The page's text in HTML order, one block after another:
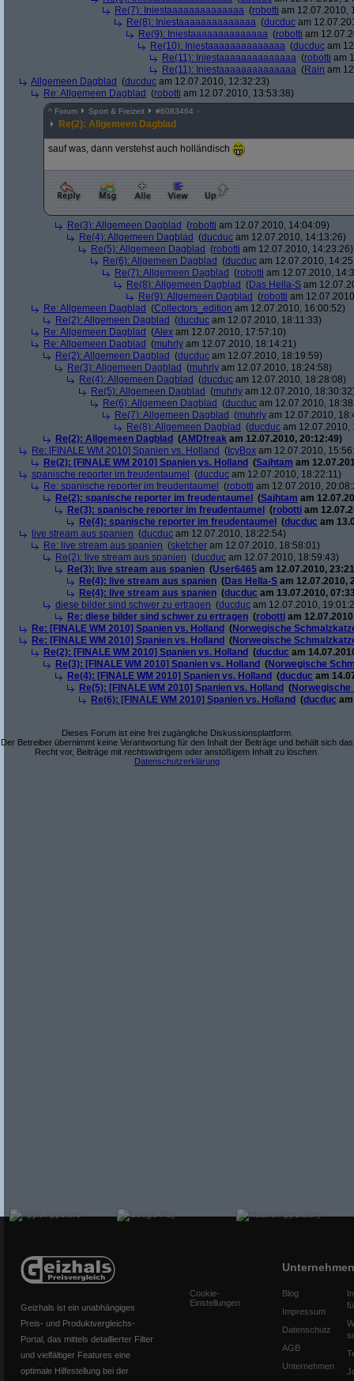
Re(7): Iniestaaaaaaaaaaaaaa (robotti am 12.07.2010,
Re(8): Iniestaaaaaaaaaaaaaa (ducduc am
Re(9): Iniestaaaaaaaaaaaaaa (robotti am
Re(10): Iniestaaaaaaaaaaaaaa (ducduc am
Re(11): Iniestaaaaaaaaaaaaaa (robotti am
Re(11): Iniestaaaaaaaaaaaaaa (Rain am
Allgemeen Dagblad (ducduc am 12.07.2010, 12:32:23)
Re: Allgemeen Dagblad (robotti am 12.07.2010, 13:53:38)
^ Forum Sport & Freizeit #6083464
Re(2): Allgemeen Dagblad
sauf was, dann verstehst auch holländisch
Re(3): Allgemeen Dagblad (robotti am 12.07.2010, 14:04:09)
Re(4): Allgemeen Dagblad (ducduc am 12.07.2010, 14:13:26)
Re(5): Allgemeen Dagblad (robotti am 12.07.2010, 14:23:26)
Re(6): Allgemeen Dagblad (ducduc am 12.07.2010,
Re(7): Allgemeen Dagblad (robotti am 12.07.2010,
Re(8): Allgemeen Dagblad (Das Hella-S am
Re(9): Allgemeen Dagblad (robotti am
Re: Allgemeen Dagblad (Collectors_edition am 12.07.2010, 16:00:52)
Re(2): Allgemeen Dagblad (ducduc am 12.07.2010, 18:11:33)
Re: Allgemeen Dagblad (Alex am 12.07.2010, 17:57:10)
Re: Allgemeen Dagblad (muhrly am 12.07.2010, 18:14:21)
Re(2): Allgemeen Dagblad (ducduc am 12.07.2010, 18:19:59)
Re(3): Allgemeen Dagblad (muhrly am 12.07.2010, 18:24:58)
Re(4): Allgemeen Dagblad (ducduc am 12.07.2010, 18:28:08)
Re(5): Allgemeen Dagblad (muhrly am 12.07.2010,
Re(6): Allgemeen Dagblad (ducduc am 12.07.2010,
Re(7): Allgemeen Dagblad (muhrly am 12.07.2010,
Re(8): Allgemeen Dagblad (ducduc am 12.07.2010,
Re(2): Allgemeen Dagblad (AMDfreak am 12.07.2010, 20:12:49)
Re: [FINALE WM 2010] Spanien vs. Holland ( IcyBox am 12.07.2010,
Re(2): [FINALE WM 2010] Spanien vs. Holland (Sajhtam am
spanische reporter im freudentaumel
(ducduc am 12.07.2010, 18:22:11)
Re: spanische reporter im freudentaumel
(robotti am 12.07.2010,
Re(2): spanische reporter im freudentaumel
(Sajhtam am
Re(3): spanische reporter im freudentaumel
(robotti am
Re(4): spanische reporter im freudentaumel
(ducduc am
live stream aus spanien (ducduc am 12.07.2010, 18:22:54)
Re: live stream aus spanien (sketcher am 12.07.2010, 18:58:01)
Re(2): live stream aus spanien (ducduc am 12.07.2010, 18:59:43)
Re(3): live stream aus spanien (User6465 am 12.07.2010,
Re(4): live stream aus spanien (Das Hella-S am 12.07.2010,
Re(4): live stream aus spanien (ducduc am 13.07.2010,
diese bilder sind schwer zu ertragen (ducduc am 12.07.2010,
Re: diese bilder sind schwer zu ertragen (robotti am
Re: [FINALE WM 2010] Spanien vs. Holland (Norwegische
Re: [FINALE WM 2010] Spanien vs. Holland (Norwegische
Re(2): [FINALE WM 2010] Spanien vs. Holland (ducduc am
Re(3): [FINALE WM 2010] Spanien vs. Holland (Norwegische
Re(4): [FINALE WM 2010] Spanien vs. Holland (ducduc am
Re(5): [FINALE WM 2010] Spanien vs. Holland (
Re(6): [FINALE WM 2010] Spanien vs. Holland (ducduc
Dieses Forum ist eine frei zugängliche Diskussionsplattform.
Der Betreiber übernimmt keine Verantwortung für den Inhalt der Beiträge und behält sich das
Recht vor, Beiträge mit rechtswidrigem oder anstößigem Inhalt zu löschen.
Datenschutzerklärung
Geizhals ist ein unabhängiges
Preis- und Produktvergleichs-
Portal, das mittels detaillierter Filter
und vielfältiger Features eine
optimale Hilfestellung bei der
Cookie-
Einstellungen
Unternehmen
Blog
Impressum
Datenschutz
AGB
Unternehmen